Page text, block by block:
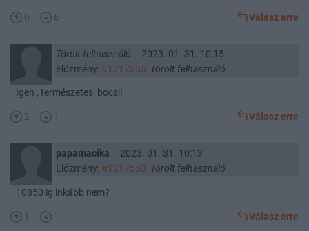
0 6 Válasz erre
Törölt felhasználó
2023. 01. 31. 10:15
Előzmény: #1217555 Törölt felhasználó
Igen , természetes, bocsi!
2 1 Válasz erre
papamacika
2023. 01. 31. 10:13
Előzmény: #1217553 Törölt felhasználó
10850 ig inkább nem?
1 1 Válasz erre